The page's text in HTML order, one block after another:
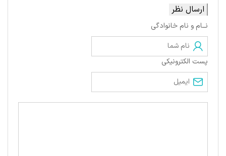
ارسال نظر
نــام و نام خانوادگی
پست الکترونیکی